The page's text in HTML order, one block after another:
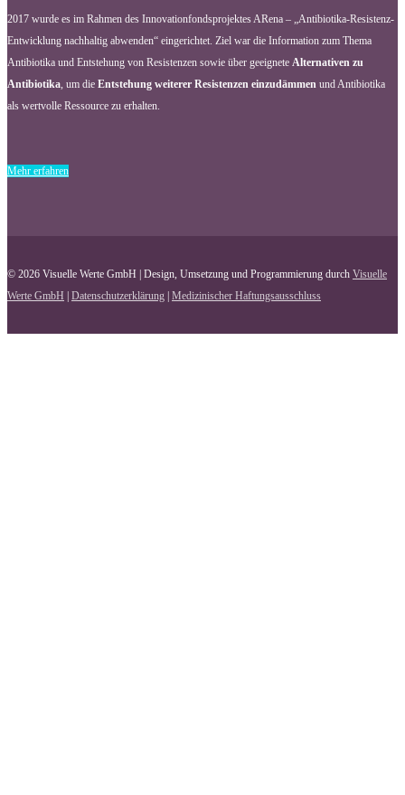
2017 wurde es im Rahmen des Innovationfondsprojektes ARena – „Antibiotika-Resistenz-
Entwicklung nachhaltig abwenden“ eingerichtet. Ziel war die Information zum Thema
Antibiotika und Entstehung von Resistenzen sowie über geeignete Alternativen zu
Antibiotika, um die Entstehung weiterer Resistenzen einzudämmen und Antibiotika
als wertvolle Ressource zu erhalten.
Mehr erfahren
© 2026 Visuelle Werte GmbH | Design, Umsetzung und Programmierung durch Visuelle
Werte GmbH
Datenschutzerklärung Medizinischer Haftungsausschluss